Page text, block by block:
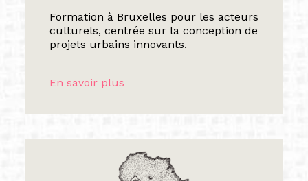
Formation à Bruxelles pour les acteurs
culturels, centrée sur la conception de
projets urbains innovants.
En savoir plus